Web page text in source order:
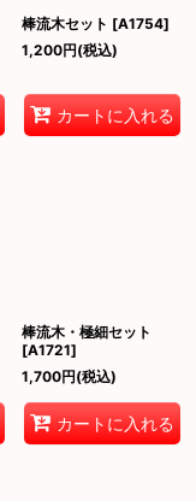
棒流木セット [A1754]
1,200円(税込)
カートに入れる
棒流木・極細セット
[A1721]
1,700円(税込)
カートに入れる